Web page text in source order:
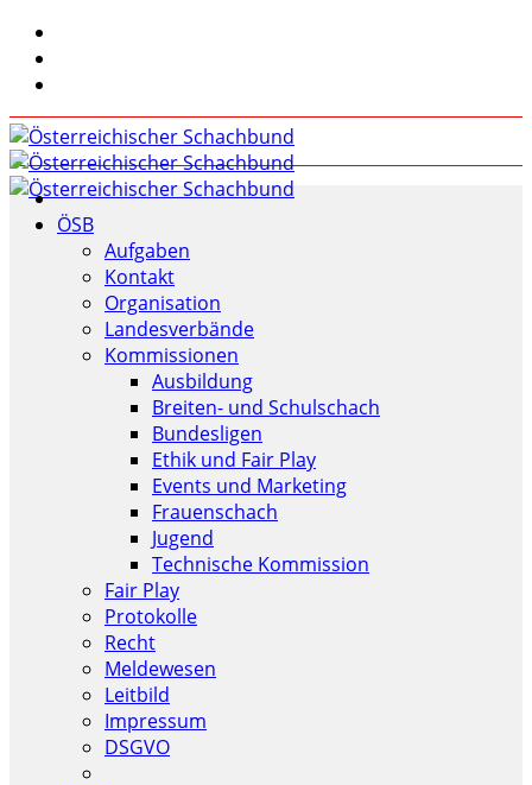
ÖSB
Aufgaben
Kontakt
Organisation
Landesverbände
Kommissionen
Ausbildung
Breiten- und Schulschach
Bundesligen
Ethik und Fair Play
Events und Marketing
Frauenschach
Jugend
Technische Kommission
Fair Play
Protokolle
Recht
Meldewesen
Leitbild
Impressum
DSGVO